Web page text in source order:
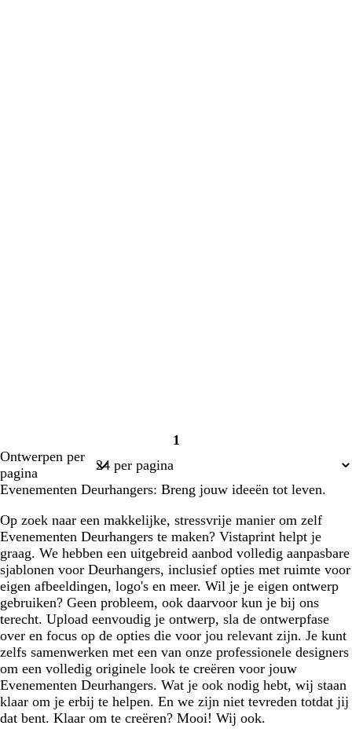
Pagina
1
Ontwerpen per
pagina
Evenementen Deurhangers: Breng jouw ideeën tot leven.
Op zoek naar een makkelijke, stressvrije manier om zelf
Evenementen Deurhangers te maken? Vistaprint helpt je
graag. We hebben een uitgebreid aanbod volledig aanpasbare
sjablonen voor Deurhangers, inclusief opties met ruimte voor
eigen afbeeldingen, logo's en meer. Wil je je eigen ontwerp
gebruiken? Geen probleem, ook daarvoor kun je bij ons
terecht. Upload eenvoudig je ontwerp, sla de ontwerpfase
over en focus op de opties die voor jou relevant zijn. Je kunt
zelfs samenwerken met een van onze professionele designers
om een volledig originele look te creëren voor jouw
Evenementen Deurhangers. Wat je ook nodig hebt, wij staan
klaar om je erbij te helpen. En we zijn niet tevreden totdat jij
dat bent. Klaar om te creëren? Mooi! Wij ook.